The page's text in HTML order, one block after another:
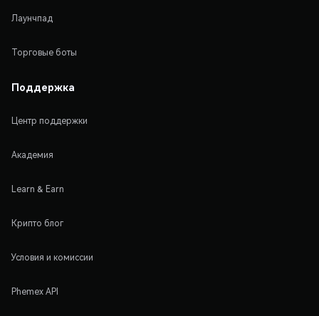
Лаунчпад
Торговые боты
Поддержка
Центр поддержки
Академия
Learn & Earn
Крипто блог
Условия и комиссии
Phemex API